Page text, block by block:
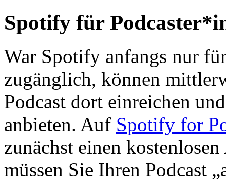
Spotify für
War Spotify anfangs nur
zugänglich, können
Podcast dort einreichen
anbieten. Auf Spotify for
zunächst einen
müssen Sie Ihren Podcast